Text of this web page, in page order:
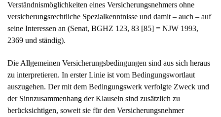
Verständnismöglichkeiten eines Versicherungsnehmers ohne
versicherungsrechtliche Spezialkenntnisse und damit – auch – auf
seine Interessen an (Senat, BGHZ 123, 83 [85] = NJW 1993,
2369 und ständig).
Die Allgemeinen Versicherungsbedingungen sind aus sich heraus
zu interpretieren. In erster Linie ist vom Bedingungswortlaut
auszugehen. Der mit dem Bedingungswerk verfolgte Zweck und
der Sinnzusammenhang der Klauseln sind zusätzlich zu
berücksichtigen, soweit sie für den Versicherungsnehmer